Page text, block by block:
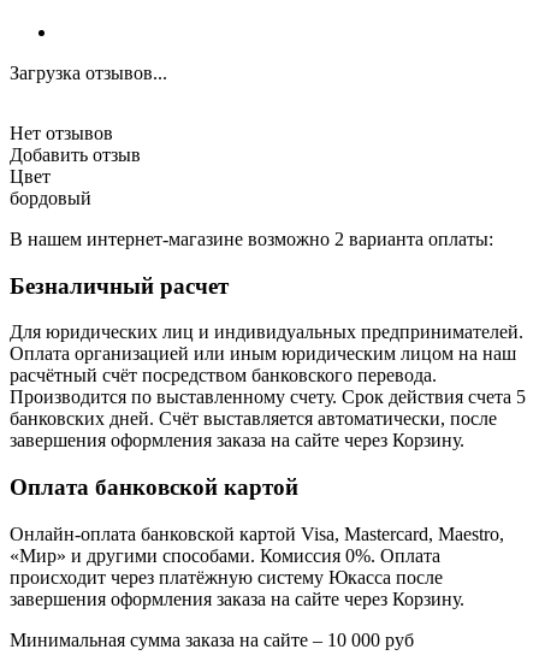
Загрузка отзывов...
Нет отзывов
Добавить отзыв
Цвет
бордовый
В нашем интернет-магазине возможно 2 варианта оплаты:
Безналичный расчет
Для юридических лиц и индивидуальных предпринимателей.
Оплата организацией или иным юридическим лицом на наш
расчётный счёт посредством банковского перевода.
Производится по выставленному счету. Срок действия счета 5
банковских дней. Счёт выставляется автоматически, после
завершения оформления заказа на сайте через Корзину.
Оплата банковской картой
Онлайн-оплата банковской картой Visa, Mastercard, Maestro,
«Мир» и другими способами. Комиссия 0%. Оплата
происходит через платёжную систему Юкасса после
завершения оформления заказа на сайте через Корзину.
Минимальная сумма заказа на сайте – 10 000 руб